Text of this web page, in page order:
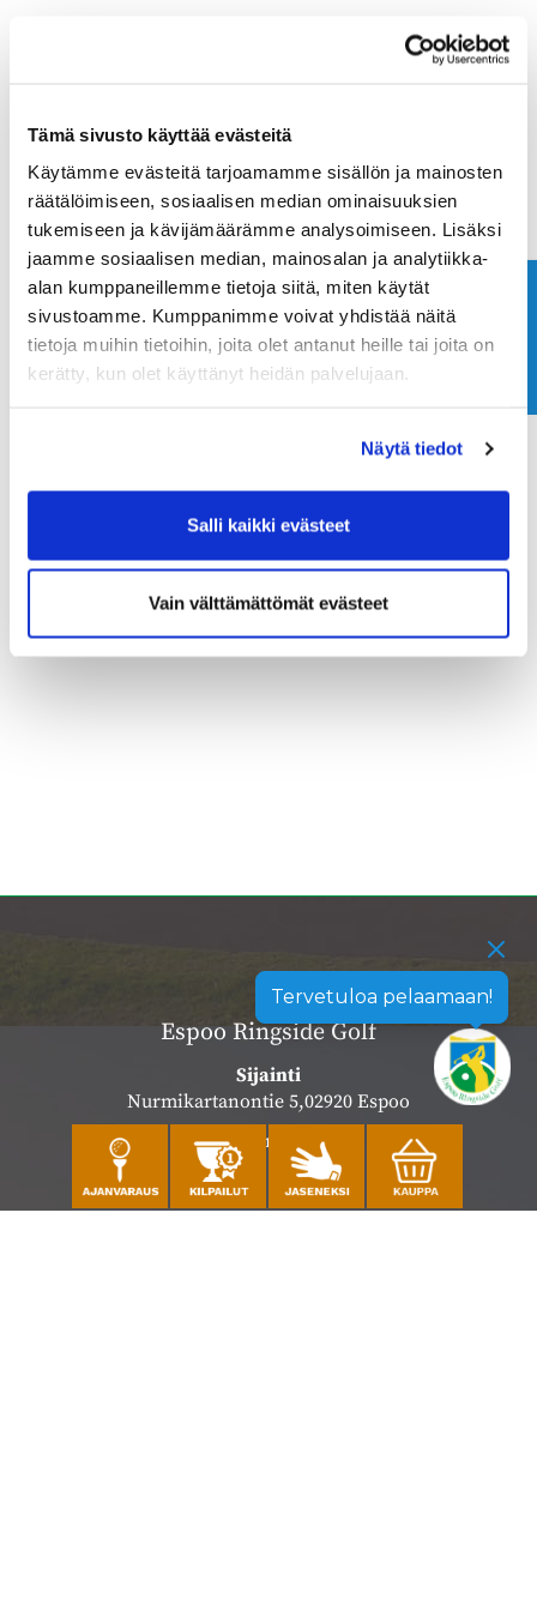
Tämä sivusto käyttää evästeitä
Käytämme evästeitä tarjoamamme sisällön ja mainosten
räätälöimiseen, sosiaalisen median ominaisuuksien
tukemiseen ja kävijämäärämme analysoimiseen. Lisäksi
jaamme sosiaalisen median, mainosalan ja analytiikka-
alan kumppaneillemme tietoja siitä, miten käytät
sivustoamme. Kumppanimme voivat yhdistää näitä
tietoja muihin tietoihin, joita olet antanut heille tai joita on
kerätty, kun olet käyttänyt heidän palvelujaan.
Näytä tiedot
Salli kaikki evästeet
Vain välttämättömät evästeet
Tervetuloa pelaamaan!
Espoo Ringside Golf
Sijainti
Nurmikartanontie 5,02920 Espoo
Katso sijainti kartalla